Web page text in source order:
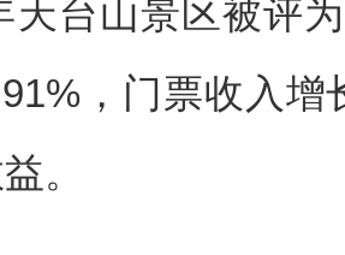
天台山景区被评
，门票收入
。